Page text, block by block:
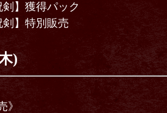
剣】獲得パック
剣】特別販売
)
》